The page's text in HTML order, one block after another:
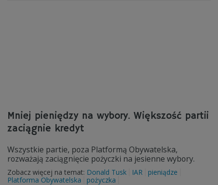
Mniej pieniędzy na wybory. Większość partii
zaciągnie kredyt
Wszystkie partie, poza Platformą Obywatelska,
rozważają zaciągnięcie pożyczki na jesienne wybory.
Zobacz więcej na temat: Donald Tusk IAR
pieniądze
Platforma Obywatelska
pożyczka